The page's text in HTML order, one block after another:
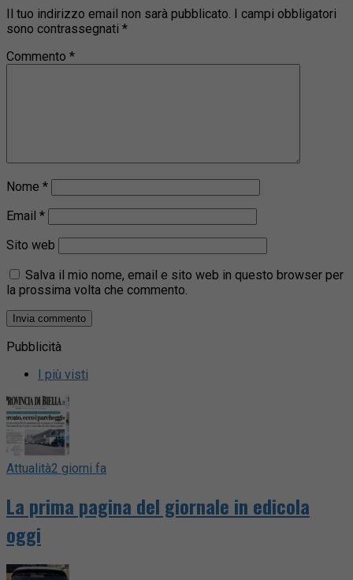
Il tuo indirizzo email non sarà pubblicato. I campi obbligatori
sono contrassegnati *
Commento *
Nome *
Email *
Sito web
Salva il mio nome, email e sito web in questo browser per
la prossima volta che commento.
Pubblicità
I più visti
Attualità2 giorni fa
La prima pagina del giornale in edicola
oggi